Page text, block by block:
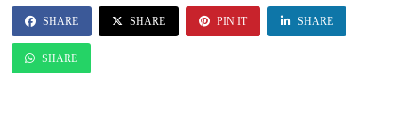
SHARE SHARE PIN IT SHARE
SHARE